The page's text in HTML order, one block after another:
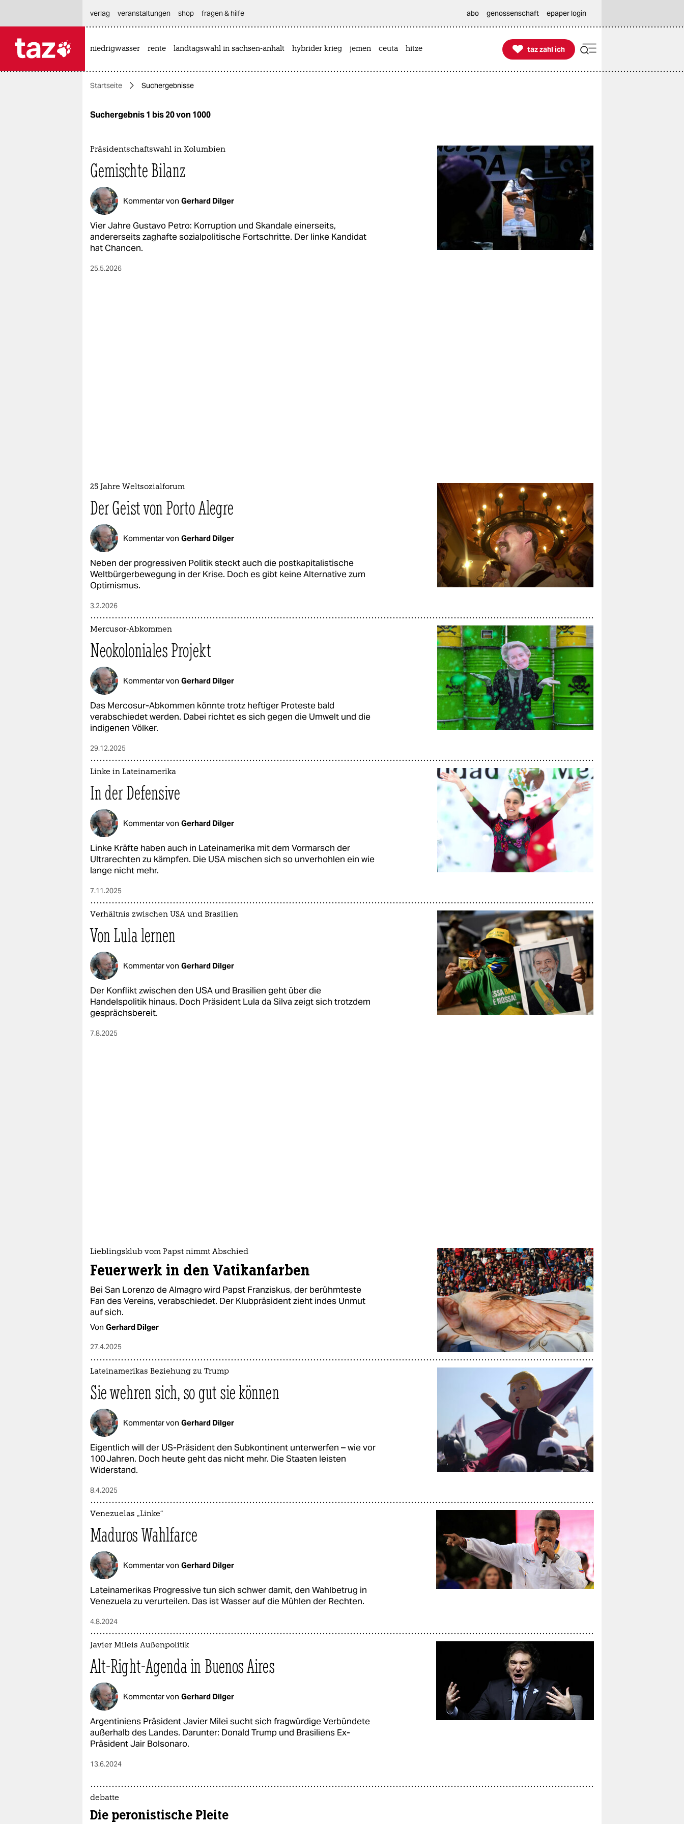
themen
politik
gesellschaft
kultur
sport
berlin
nord
wahrheit
verlag
veranstaltungen shop fragen & hilfe abo genossenschaft epaper login
niedrigwasser rente landtagswahl in sachsen-anhalt hybrider krieg jemen ceuta hitze 
taz zahl ich
taz zahl ich
Startseite Suchergebnisse
Suchergebnis 1 bis 20 von 1000
Präsidentschaftswahl in Kolumbien
Gemischte Bilanz
Kommentar von Gerhard Dilger
Vier Jahre Gustavo Petro: Korruption und Skandale einerseits,
andererseits zaghafte sozialpolitische Fortschritte. Der linke Kandidat
hat Chancen.
25.5.2026
25 Jahre Weltsozialforum
Der Geist von Porto Alegre
Kommentar von Gerhard Dilger
Neben der progressiven Politik steckt auch die postkapitalistische
Weltbürgerbewegung in der Krise. Doch es gibt keine Alternative zum
Optimismus.
3.2.2026
Mercusor-Abkommen
Neokoloniales Projekt
Kommentar von Gerhard Dilger
Das Mercosur-Abkommen könnte trotz heftiger Proteste bald
verabschiedet werden. Dabei richtet es sich gegen die Umwelt und die
indigenen Völker.
29.12.2025
Linke in Lateinamerika
In der Defensive
Kommentar von Gerhard Dilger
Linke Kräfte haben auch in Lateinamerika mit dem Vormarsch der
Ultrarechten zu kämpfen. Die USA mischen sich so unverhohlen ein wie
lange nicht mehr.
7.11.2025
Verhältnis zwischen USA und Brasilien
Von Lula lernen
Kommentar von Gerhard Dilger
Der Konflikt zwischen den USA und Brasilien geht über die
Handelspolitik hinaus. Doch Präsident Lula da Silva zeigt sich trotzdem
gesprächsbereit.
7.8.2025
Lieblingsklub vom Papst nimmt Abschied
Feuerwerk in den Vatikanfarben
Bei San Lorenzo de Almagro wird Papst Franziskus, der berühmteste
Fan des Vereins, verabschiedet. Der Klubpräsident zieht indes Unmut
auf sich.
Von Gerhard Dilger
27.4.2025
Lateinamerikas Beziehung zu Trump
Sie wehren sich, so gut sie können
Kommentar von Gerhard Dilger
Eigentlich will der US-Präsident den Subkontinent unterwerfen – wie vor
100 Jahren. Doch heute geht das nicht mehr. Die Staaten leisten
Widerstand.
8.4.2025
Venezuelas „Linke“
Maduros Wahlfarce
Kommentar von Gerhard Dilger
Lateinamerikas Progressive tun sich schwer damit, den Wahlbetrug in
Venezuela zu verurteilen. Das ist Wasser auf die Mühlen der Rechten.
4.8.2024
Javier Mileis Außenpolitik
Alt-Right-Agenda in Buenos Aires
Kommentar von Gerhard Dilger
Argentiniens Präsident Javier Milei sucht sich fragwürdige Verbündete
außerhalb des Landes. Darunter: Donald Trump und Brasiliens Ex-
Präsident Jair Bolsonaro.
13.6.2024
debatte
Die peronistische Pleite